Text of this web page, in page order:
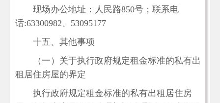
现场办公地址：人民路850号；联系电
话:63300982、53095177
十五、其他事项
（一）关于执行政府规定租金标准的私有出
租居住房屋的界定
执行政府规定租金标准的私有出租居住房